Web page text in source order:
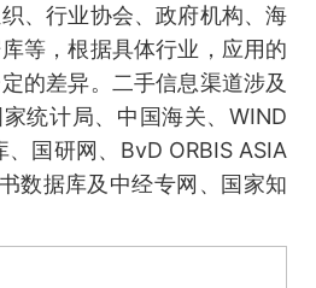
、行业协会、政府机构、海
等，根据具体行业，应用的
的差异。二手信息渠道涉及
统计局、中国海关、WIND
国研网、BvD ORBIS ASIA
数据库及中经专网、国家知